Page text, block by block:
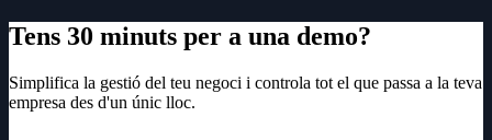
Tens 30 minuts per a una demo?
Simplifica la gestió del teu negoci i controla tot el que passa a la teva
empresa des d'un únic lloc.